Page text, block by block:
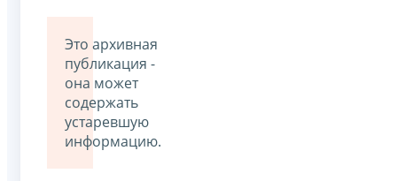
Это архивная
публикация -
она может
содержать
устаревшую
информацию.